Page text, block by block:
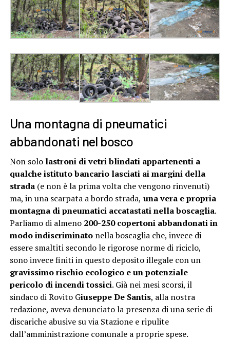
Una montagna di pneumatici
abbandonati nel bosco
Non solo lastroni di vetri blindati appartenenti a
qualche istituto bancario lasciati ai margini della
strada(e non è la prima volta che vengono rinvenuti)
ma, in una scarpata a bordo strada, una vera e propria
montagna di pneumatici accatastati nella boscaglia.
Parliamo di almeno 200-250 copertoni abbandonati in
modo indiscriminatonella boscaglia che, invece di
essere smaltiti secondo le rigorose norme di riciclo,
sono invece finiti in questo deposito illegale con un
gravissimo rischio ecologico e un potenziale
pericolo di incendi tossici. Già nei mesi scorsi, il
sindaco di Rovito Giuseppe De Santis, alla nostra
redazione, aveva denunciato la presenza di una serie di
discariche abusive su via Stazione e ripulite
dall’amministrazione comunale a proprie spese.